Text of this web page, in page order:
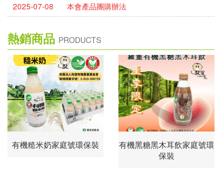
2025-07-08
本會產品團購辦法
熱銷商品 PRODUCTS
有機糙米奶家庭號環保裝
有機黑糖黑木耳飲家庭號環
保裝